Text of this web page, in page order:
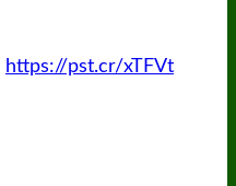
https://pst.cr/xTFVt